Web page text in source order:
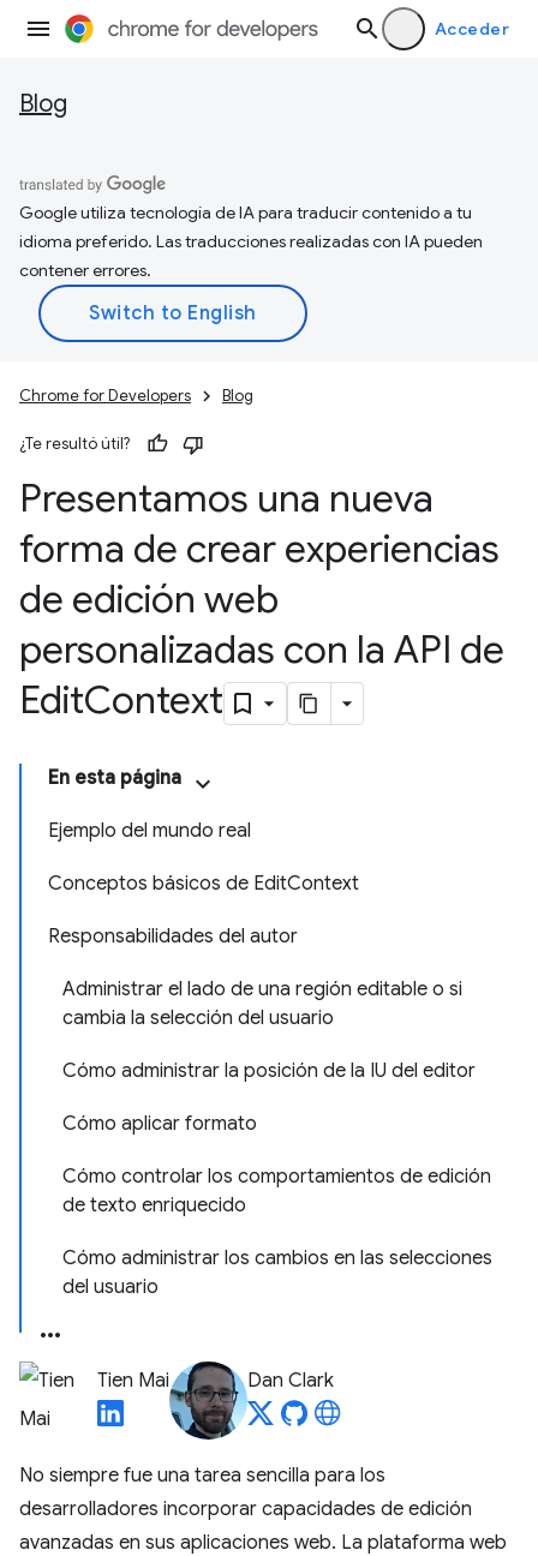
Acceder
Blog
Google utiliza tecnología de IA para traducir contenido a tu
idioma preferido. Las traducciones realizadas con IA pueden
contener errores.
Chrome for Developers Blog
¿Te resultó útil?
Presentamos una nueva
forma de crear experiencias
de edición web
personalizadas con la API de
EditContext
En esta página
Ejemplo del mundo real
Conceptos básicos de EditContext
Responsabilidades del autor
Administrar el lado de una región editable o si
cambia la selección del usuario
Cómo administrar la posición de la IU del editor
Cómo aplicar formato
Cómo controlar los comportamientos de edición
de texto enriquecido
Cómo administrar los cambios en las selecciones
del usuario
Tien Mai Dan Clark
No siempre fue una tarea sencilla para los
desarrolladores incorporar capacidades de edición
avanzadas en sus aplicaciones web. La plataforma web